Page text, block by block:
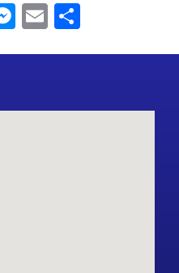
Messenger
Email